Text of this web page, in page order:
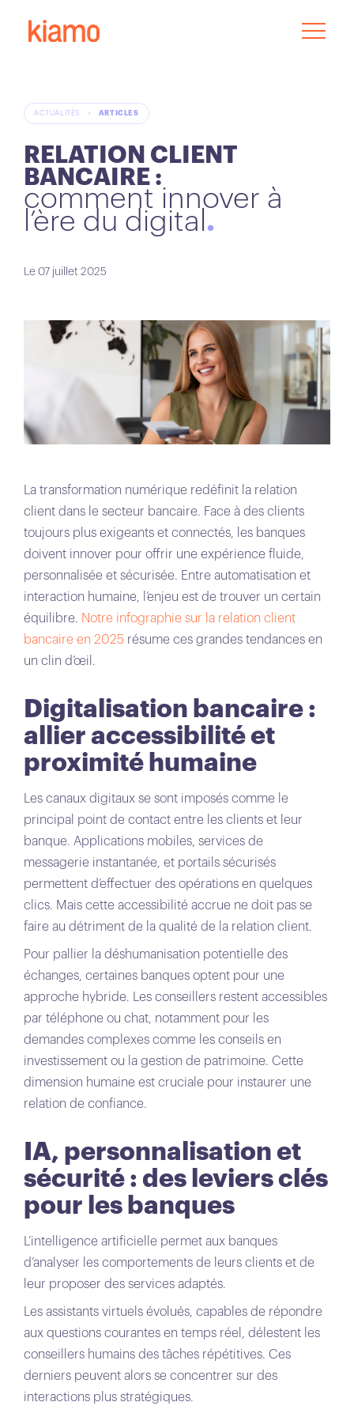
ACTUALITÉS > ARTICLES
RELATION CLIENT
BANCAIRE :
comment innover à
l’ère du digital
Le 07 juillet 2025
La transformation numérique redéfinit la relation
client dans le secteur bancaire. Face à des clients
toujours plus exigeants et connectés, les banques
doivent innover pour offrir une expérience fluide,
personnalisée et sécurisée. Entre automatisation et
interaction humaine, l’enjeu est de trouver un certain
équilibre. Notre infographie sur la relation client
bancaire en 2025 résume ces grandes tendances en
un clin d’œil.
Digitalisation bancaire :
allier accessibilité et
proximité humaine
Les canaux digitaux se sont imposés comme le
principal point de contact entre les clients et leur
banque. Applications mobiles, services de
messagerie instantanée, et portails sécurisés
permettent d’effectuer des opérations en quelques
clics. Mais cette accessibilité accrue ne doit pas se
faire au détriment de la qualité de la relation client.
Pour pallier la déshumanisation potentielle des
échanges, certaines banques optent pour une
approche hybride. Les conseillers restent accessibles
par téléphone ou chat, notamment pour les
demandes complexes comme les conseils en
investissement ou la gestion de patrimoine. Cette
dimension humaine est cruciale pour instaurer une
relation de confiance.
IA, personnalisation et
sécurité : des leviers clés
pour les banques
L’intelligence artificielle permet aux banques
d’analyser les comportements de leurs clients et de
leur proposer des services adaptés.
Les assistants virtuels évolués, capables de répondre
aux questions courantes en temps réel, délestent les
conseillers humains des tâches répétitives. Ces
derniers peuvent alors se concentrer sur des
interactions plus stratégiques.